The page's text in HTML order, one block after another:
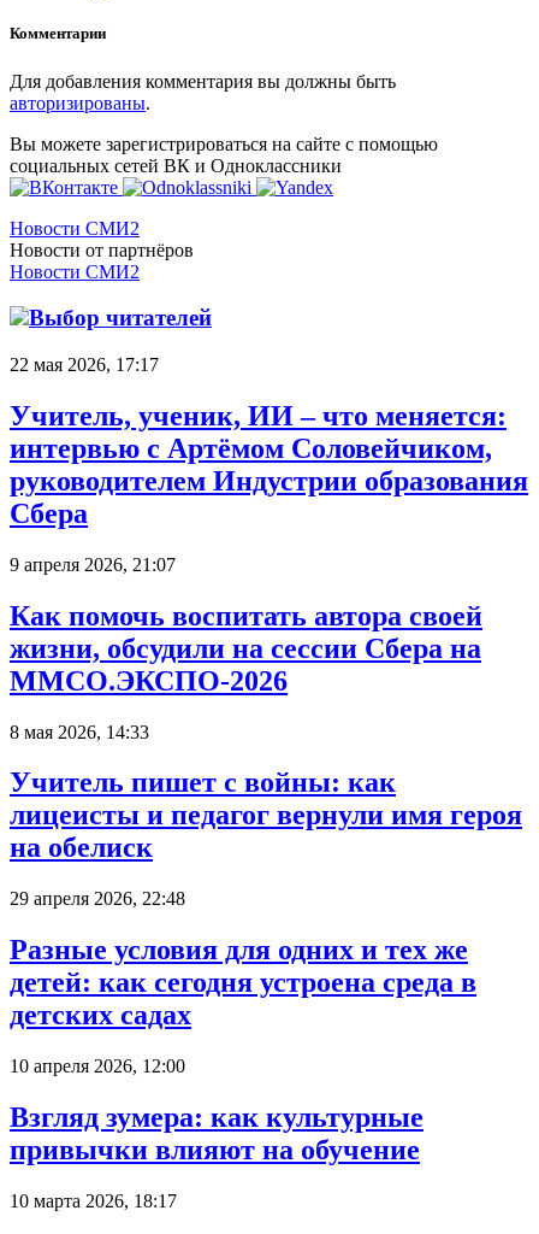
Комментарии
Для добавления комментария вы должны быть
авторизированы.
Вы можете зарегистрироваться на сайте с помощью
социальных сетей ВК и Одноклассники
Новости СМИ2
Новости от партнёров
Новости СМИ2
Выбор читателей
22 мая 2026, 17:17
Учитель, ученик, ИИ – что меняется:
интервью с Артёмом Соловейчиком,
руководителем Индустрии образования
Сбера
9 апреля 2026, 21:07
Как помочь воспитать автора своей
жизни, обсудили на сессии Сбера на
ММСО.ЭКСПО-2026
8 мая 2026, 14:33
Учитель пишет с войны: как
лицеисты и педагог вернули имя героя
на обелиск
29 апреля 2026, 22:48
Разные условия для одних и тех же
детей: как сегодня устроена среда в
детских садах
10 апреля 2026, 12:00
Взгляд зумера: как культурные
привычки влияют на обучение
10 марта 2026, 18:17